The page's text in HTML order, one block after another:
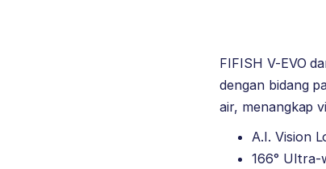
FIFISH V-EVO
dengan bidang
air, menangkap
A.I. Vision
166° Ultra-